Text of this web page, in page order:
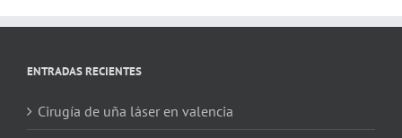
ENTRADAS RECIENTES
Cirugía de uña láser en valencia